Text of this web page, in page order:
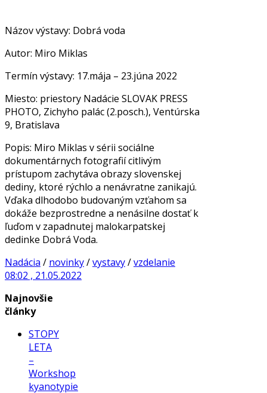
Názov výstavy: Dobrá voda
Autor: Miro Miklas
Termín výstavy: 17.mája – 23.júna 2022
Miesto: priestory Nadácie SLOVAK PRESS
PHOTO, Zichyho palác (2.posch.), Ventúrska
9, Bratislava
Popis: Miro Miklas v sérii sociálne
dokumentárnych fotografií citlivým
prístupom zachytáva obrazy slovenskej
dediny, ktoré rýchlo a nenávratne zanikajú.
Vďaka dlhodobo budovaným vzťahom sa
dokáže bezprostredne a nenásilne dostať k
ľuďom v zapadnutej malokarpatskej
dedinke Dobrá Voda.
Nadácia / novinky/vystavy/vzdelanie
08:02 , 21.05.2022
Najnovšie
články
STOPY
LETA
–
Workshop
kyanotypie